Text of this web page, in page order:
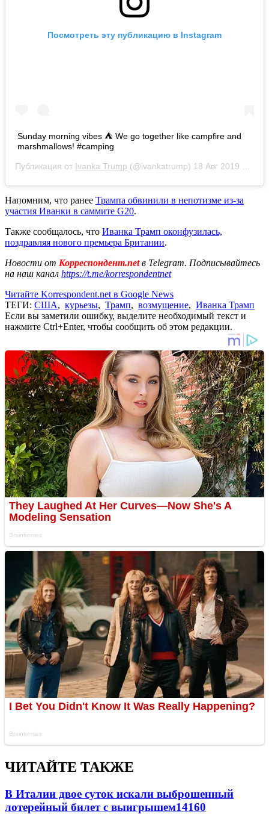
Посмотреть эту публикацию в Instagram
Sunday morning vibes ⛺️ We go together like campfire and
marshmallows! #camping
Публикация от Ivanka Trump (@ivankatrump) 18 Авг 2019 в 6:41 PDT
Напомним, что ранее Трампа обвинили в непотизме из-за
участия Иванки в саммите G20.
Также сообщалось, что Иванка Трамп оконфузилась,
поздравляя нового премьера Британии.
Новости от Корреспондент.netв Telegram. Подписывайтесь
на наш канал https://t.me/korrespondentnet
Читайте Korrespondent.net в Google News
ТЕГИ: США, курьезы, Трамп, возмущение, Иванка Трамп
Если вы заметили ошибку, выделите необходимый текст и
нажмите Ctrl+Enter, чтобы сообщить об этом редакции.
ЧИТАЙТЕ ТАКЖЕ
В Италии двое суток искали выброшенный
лотерейный билет с выигрышем14160